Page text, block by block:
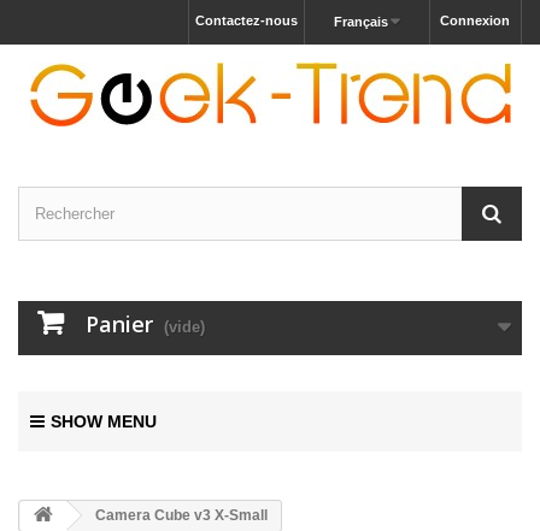
Connexion
Français
Contactez-nous
Panier (vide)
SHOW MENU
Camera Cube v3 X-Small